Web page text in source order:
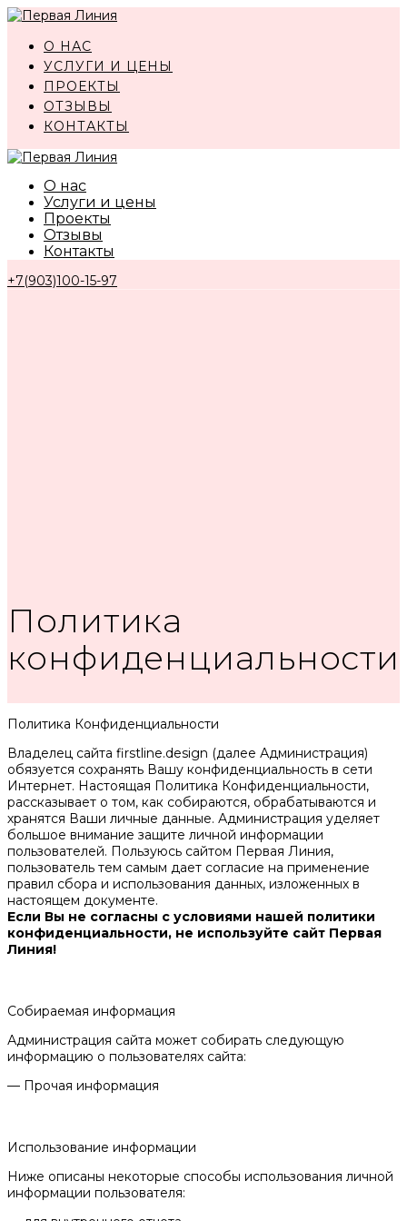
Перейти
контентуО НАС
УСЛУГИ И ЦЕНЫ
ПРОЕКТЫ
ОТЗЫВЫ
КОНТАКТЫ
О нас
Услуги и цены
Проекты
Отзывы
Контакты
+7(903)100-15-97
Политика
конфиденциальности
Политика Конфиденциальности
Владелец сайта firstline.design (далее Администрация)
обязуется сохранять Вашу конфиденциальность в сети
Интернет. Настоящая Политика Конфиденциальности,
рассказывает о том, как собираются, обрабатываются и
хранятся Ваши личные данные. Администрация уделяет
большое внимание защите личной информации
пользователей. Пользуюсь сайтом Первая Линия,
пользователь тем самым дает согласие на применение
правил сбора и использования данных, изложенных в
настоящем документе.
Если Вы не согласны с условиями нашей политики
конфиденциальности, не используйте сайт Первая
Линия!
Собираемая информация
Администрация сайта может собирать следующую
информацию о пользователях сайта:
— Прочая информация
Использование информации
Ниже описаны некоторые способы использования личной
информации пользователя: